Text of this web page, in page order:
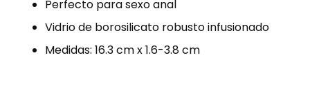
Perfecto para sexo anal
Vidrio de borosilicato robusto infusionado
Medidas: 16.3 cm x 1.6-3.8 cm